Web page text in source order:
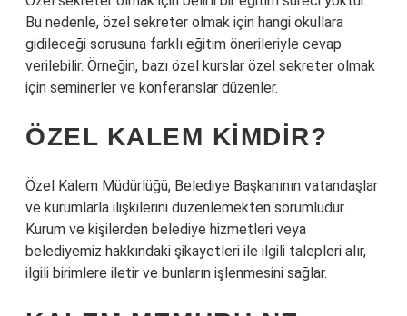
Bu nedenle, özel sekreter olmak için hangi okullara
gidileceği sorusuna farklı eğitim önerileriyle cevap
verilebilir. Örneğin, bazı özel kurslar özel sekreter olmak
için seminerler ve konferanslar düzenler.
ÖZEL KALEM KIMDIR?
Özel Kalem Müdürlüğü, Belediye Başkanının vatandaşlar
ve kurumlarla ilişkilerini düzenlemekten sorumludur.
Kurum ve kişilerden belediye hizmetleri veya
belediyemiz hakkındaki şikayetleri ile ilgili talepleri alır,
ilgili birimlere iletir ve bunların işlenmesini sağlar.